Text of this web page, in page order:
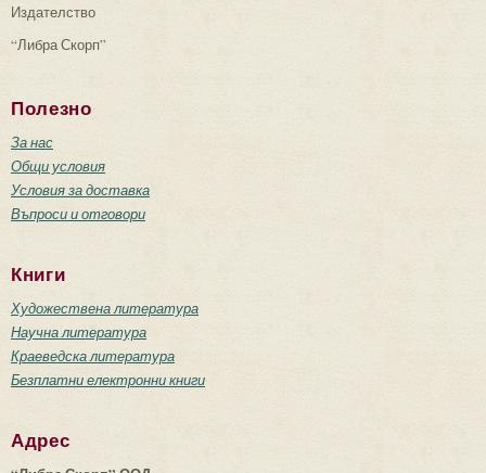
Издателство
“Либра Скорп”
Полезно
За нас
Общи условия
Условия за доставка
Въпроси и отговори
Книги
Художествена литература
Научна литература
Краеведска литература
Безплатни електронни книги
Адрес